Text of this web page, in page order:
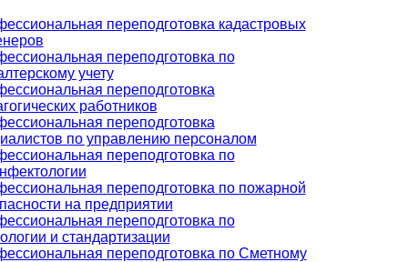
переподготовка кадастровых
переподготовка по
учету
переподготовка
работников
переподготовка
по управлению персоналом
переподготовка по
переподготовка по пожарной
на предприятии
переподготовка по
и стандартизации
переподготовка по Сметному